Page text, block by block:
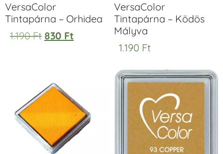
VersaColor
Tintapárna – Orhidea
1.190Ft 830 Ft
VersaColor
Tintapárna – Ködös
Mályva
1.190 Ft